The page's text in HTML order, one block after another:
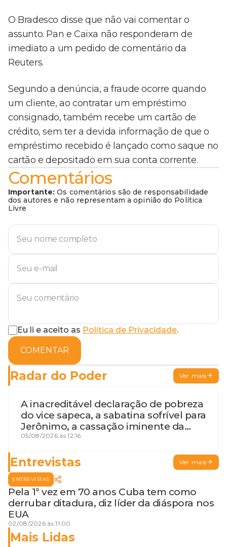
O Bradesco disse que não vai comentar o
assunto. Pan e Caixa não responderam de
imediato a um pedido de comentário da
Reuters.
Segundo a denúncia, a fraude ocorre quando
um cliente, ao contratar um empréstimo
consignado, também recebe um cartão de
crédito, sem ter a devida informação de que o
empréstimo recebido é lançado como saque no
cartão e depositado em sua conta corrente.
Comentários
Importante: Os comentários são de responsabilidade
dos autores e não representam a opinião do Política
Livre
Eu li e aceito as Política de Privacidade.
COMENTAR
Radar do Poder Ver mais
A inacreditável declaração de pobreza
do vice sapeca, a sabatina sofrível para
Jerônimo, a cassação iminente da
desembargadora e a vaga do Quinto
05/08/2026 às 12:16
Entrevistas Ver mais
ENTREVISTAS
Pela 1ª vez em 70 anos Cuba tem como
derrubar ditadura, diz líder da diáspora nos
EUA
02/08/2026 às 11:00
Mais Lidas